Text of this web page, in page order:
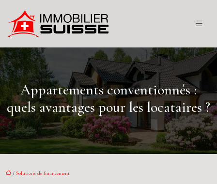
Appartements conventionnés :
quels avantages pour les locataires ?
/ Solutions de financement